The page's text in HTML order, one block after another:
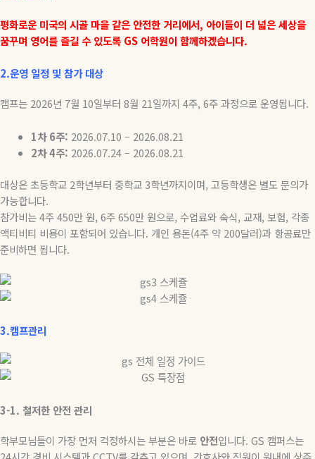
평화로운 미국의 시골 마을같은 안전한 거리에서, 아이들이 더 넓은세상을
꿈꾸며 영어를즐길 수 있도록 GS 어학원이 함께하겠습니다.
2.운영 일정 및 참가 대상
캠프는 2026년 7월 10일부터 8월 21일까지 4주, 6주과정으로운영됩니다.
1차6주: 2026.07.10 – 2026.08.21
2차4주: 2026.07.24 – 2026.08.21
대상은 초등학교 2학년부터 중학교3학년까지이며, 고등학생은 별도 문의가
가능합니다.
참가비는4주450만 원, 6주650만 원으로, 수업료와 숙식, 교재, 보험, 각종
액티비티 비용이 포함되어 있습니다. 개인 용돈(4주 약 200달러)과 항공료만
준비하면 됩니다.
3.캠프관리
3-1. 철저한 안전 관리
학부모님들이 가장 먼저 걱정하시는 부분은 바로 안전입니다. GS 캠퍼스는